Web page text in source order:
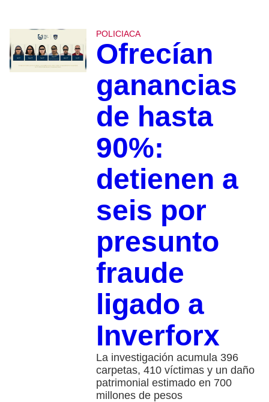
POLICIACA
Ofrecían
ganancias
de hasta
90%:
detienen a
seis por
presunto
fraude
ligado a
Inverforx
La investigación acumula 396
carpetas, 410 víctimas y un daño
patrimonial estimado en 700
millones de pesos